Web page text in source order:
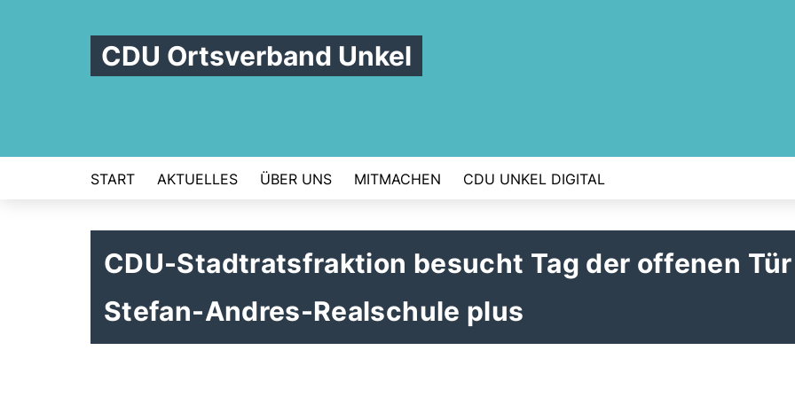
CDU Ortsverband Unkel
START AKTUELLES ÜBER UNS MITMACHEN CDU UNKEL DIGITAL
CDU-Stadtratsfraktion besucht Tag der offenen
Stefan-Andres-Realschule plus